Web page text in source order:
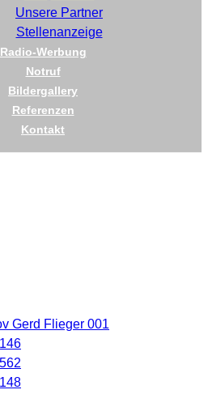
Unsere Partner
Stellenanzeige
Radio-Werbung
Notruf
Bildergallery
Referenzen
Kontakt